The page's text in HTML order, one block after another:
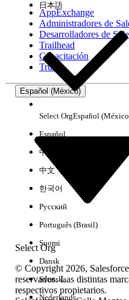
Experiencia
No hay
AppExchange
Administradores de
Desarrolladores de
Trailhead
Capacitación
Trust
Español (México)
Select Org
日本語
Select OrgEspañol
Español
中文（简体）
中文（繁體）
한국어
Русский
Português (Brasil)
Suomi
Dansk
Svenska
Nederlands
© Copyright 2026,
reservados. Las distintas
respectivos propietarios.